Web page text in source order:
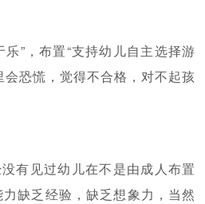
”，布置“支持幼儿自主选择游
恐慌，觉得不合格，对不起孩
有见过幼儿在不是由成人布置
缺乏经验，缺乏想象力，当然